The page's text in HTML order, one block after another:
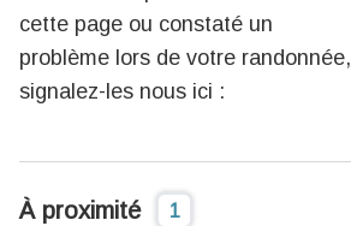
cette page ou constaté un
problème lors de votre randonnée,
signalez-les nous ici :
À proximité 1